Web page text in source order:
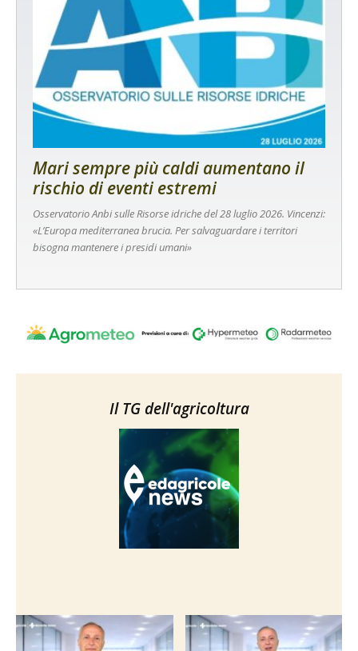
Mari sempre più caldi aumentano il
rischio di eventi estremi
Osservatorio Anbi sulle Risorse idriche del 28 luglio 2026. Vincenzi:
«L’Europa mediterranea brucia. Per salvaguardare i territori
bisogna mantenere i presidi umani»
Il TG dell'agricoltura